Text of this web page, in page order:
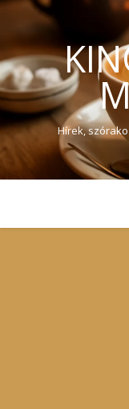
Hírek,